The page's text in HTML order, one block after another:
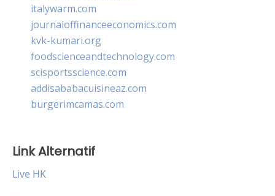
italywarm.com
journaloffinanceeconomics.com
kvk-kumari.org
foodscienceandtechnology.com
scisportsscience.com
addisababacuisineaz.com
burgerimcamas.com
Link Alternatif
Live HK